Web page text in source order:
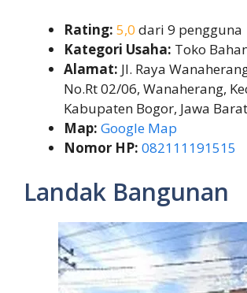
Rating: 5,0 dari 9 pengguna
Kategori Usaha: Toko
Alamat: Jl. Raya
No.Rt 02/06, Wanaherang,
Kabupaten Bogor, Jawa
Map: Google Map
Nomor HP: 082111191515
Landak Bangunan